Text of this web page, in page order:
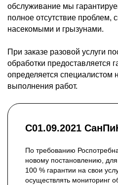
обслуживание мы
полное отсутствие проблем,
насекомыми и грызунами.
При заказе разовой услуги
обработки предоставляется
определяется специалистом
выполнения работ.
С01.09.2021
По требованию
новому постановлению,
100 % гарантии на свои
осуществлять мониторинг